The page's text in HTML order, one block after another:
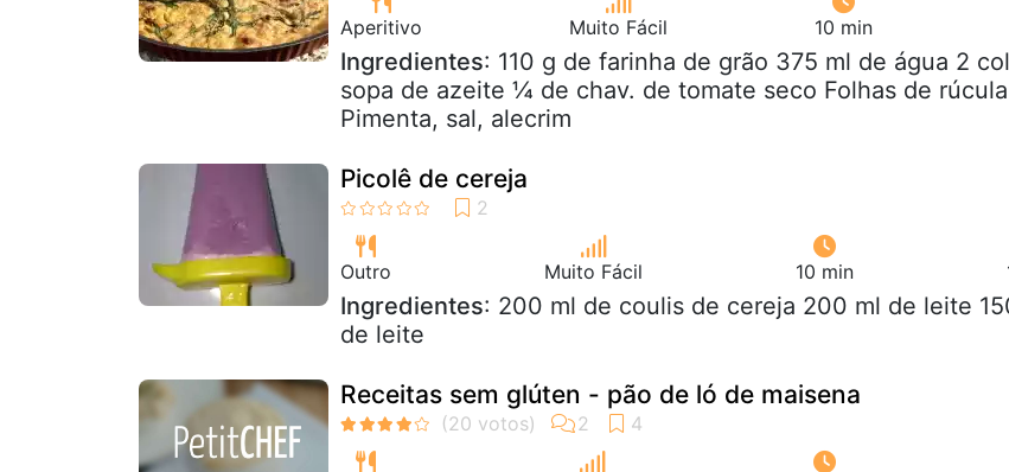
Aperitivo Muito Fácil 10 min
Ingredientes: 110 g de farinha de grão 375 ml de água 2
sopa de azeite ¼ de chav. de tomate seco Folhas de
Pimenta, sal, alecrim
Picolê de cereja
Outro Muito Fácil 10 min
Ingredientes: 200 ml de coulis de cereja 200 ml de leite
de leite
Receitas sem glúten - pão de ló de maisena